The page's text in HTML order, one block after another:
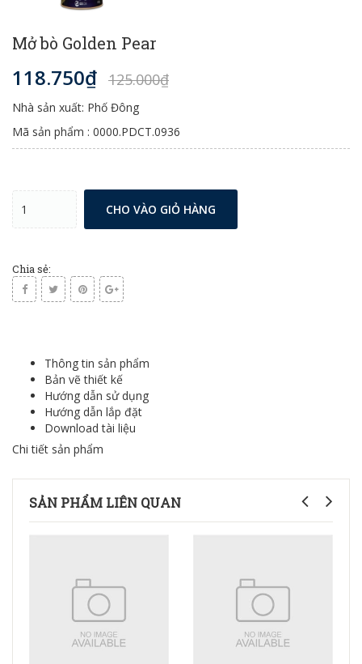
Mở bò Golden Pear
118.750₫ 125.000₫
Nhà sản xuất: Phố Đông
Mã sản phẩm : 0000.PDCT.0936
CHO VÀO GIỎ HÀNG
Chia sẻ:
Thông tin sản phẩm
Bản vẽ thiết kế
Hướng dẫn sử dụng
Hướng dẫn lắp đặt
Download tài liệu
Chi tiết sản phẩm
SẢN PHẨM LIÊN QUAN